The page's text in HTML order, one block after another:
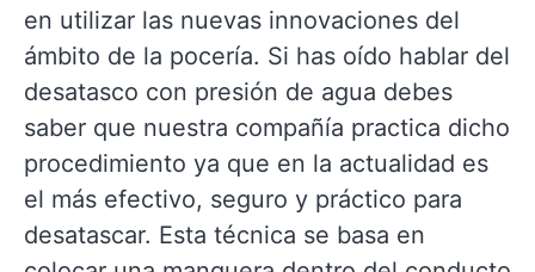
en utilizar las nuevas innovaciones del
ámbito de la pocería. Si has oído hablar del
desatasco con presión de agua debes
saber que nuestra compañía practica dicho
procedimiento ya que en la actualidad es
el más efectivo, seguro y práctico para
desatascar. Esta técnica se basa en